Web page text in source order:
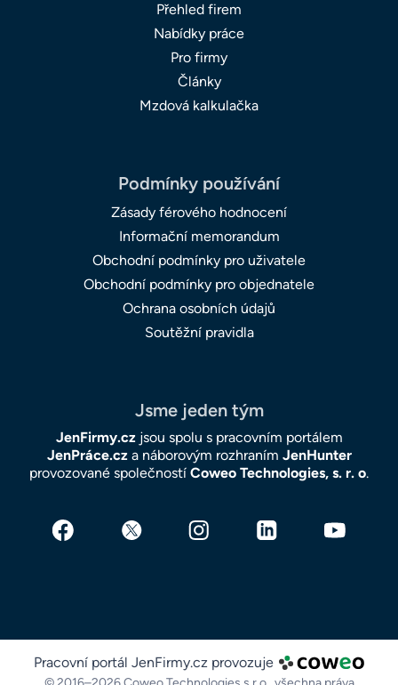
Přehled firem
Nabídky práce
Pro firmy
Články
Mzdová kalkulačka
Podmínky používání
Zásady férového hodnocení
Informační memorandum
Obchodní podmínky pro uživatele
Obchodní podmínky pro objednatele
Ochrana osobních údajů
Soutěžní pravidla
Jsme jeden tým
JenFirmy.czjsou spolu s pracovním portálem
JenPráce.cza náborovým rozhraním JenHunter
provozované společností Coweo Technologies, s. r. o.
Pracovní portál JenFirmy.cz provozuje